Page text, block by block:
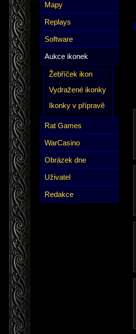
Mapy
Replays
Software
Aukce ikonek
Žebříček ikon
Vydražené ikonky
Ikonky v přípravě
Rat Games
WarCasino
Obrázek dne
Uživatel
Redakce